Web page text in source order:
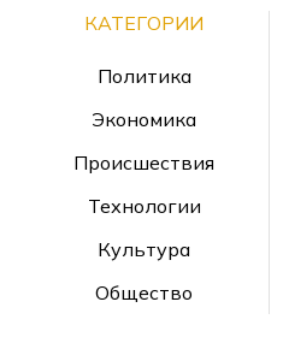
КАТЕГОРИИ
Политика
Экономика
Происшествия
Технологии
Культура
Общество